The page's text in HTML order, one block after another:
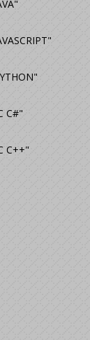
C#"
C++"